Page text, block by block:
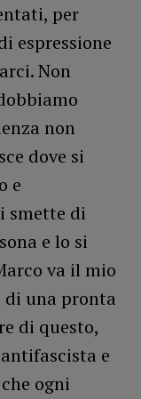
per
espressione
Non
non
dove si
e
smette di
e lo si
va il mio
di una pronta
di questo,
e
ogni